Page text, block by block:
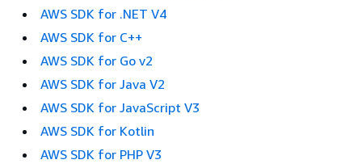
AWS SDK for .NET V4
AWS SDK for C++
AWS SDK for Go v2
AWS SDK for Java V2
AWS SDK for JavaScript V3
AWS SDK for Kotlin
AWS SDK for PHP V3